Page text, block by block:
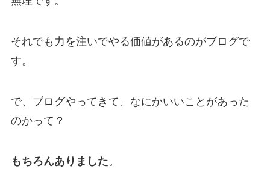
それでも力を注いでやる価値があるのがブログで
す。
で、ブログやってきて、なにかいいことがあった
のかって？
もちろんありました。